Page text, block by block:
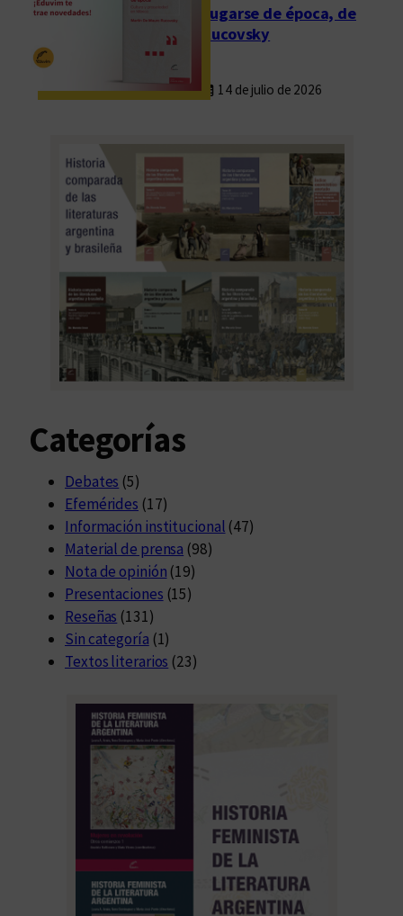
Fugarse de época, de
Rucovsky
14 de julio de 2026
Categorías
Debates (5)
Efemérides (17)
Información institucional (47)
Material de prensa (98)
Nota de opinión (19)
Presentaciones (15)
Reseñas (131)
Sin categoría (1)
Textos literarios (23)